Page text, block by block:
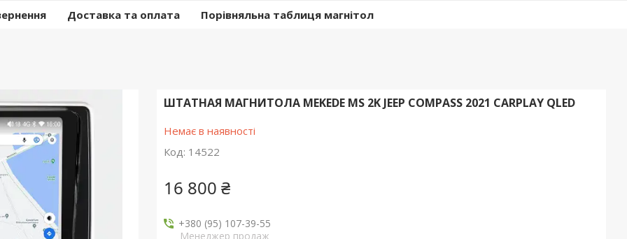
Доставка та оплата Порівняльна таблиця магнітол
ШТАТНАЯ МАГНИТОЛА MEKEDE MS 2K JEEP COMPASS 2021 CARPLAY QLED
Немає в наявності
Код: 14522
16 800 ₴
+380 (95) 107-39-55
Менеджер продаж